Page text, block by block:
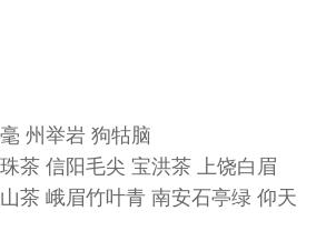
州举岩 狗牯脑
信阳毛尖 宝洪茶 上饶白眉
峨眉竹叶青 南安石亭绿 仰天